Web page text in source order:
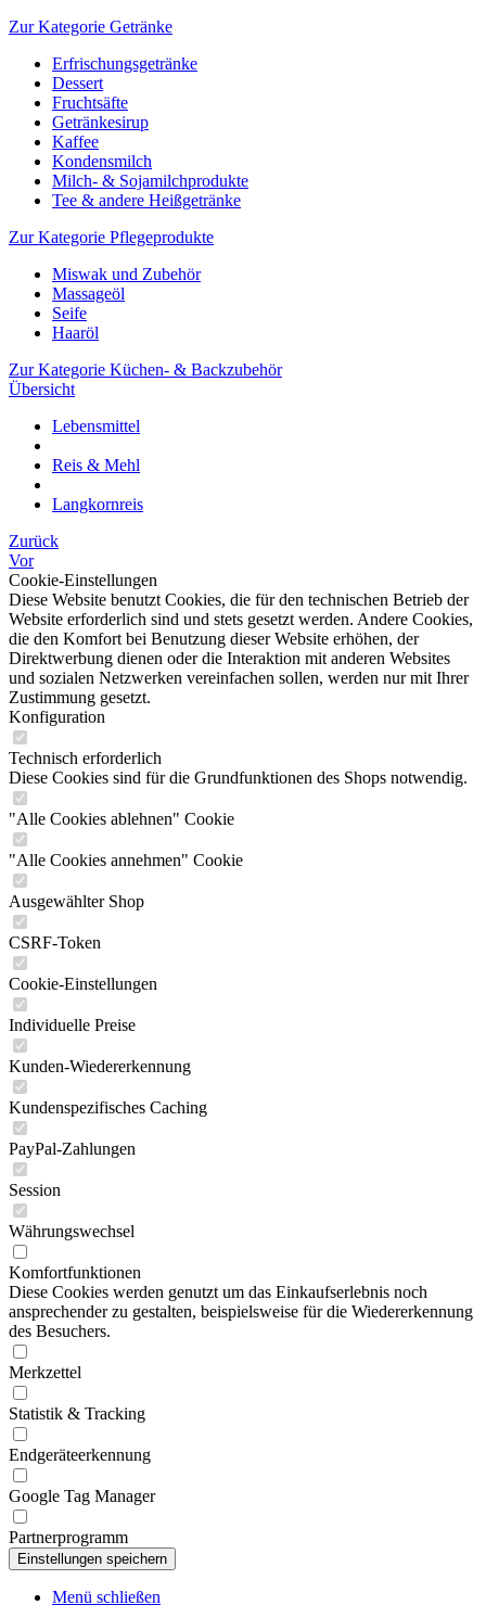
Zur Kategorie Getränke
Erfrischungsgetränke
Dessert
Fruchtsäfte
Getränkesirup
Kaffee
Kondensmilch
Milch- & Sojamilchprodukte
Tee & andere Heißgetränke
Zur Kategorie Pflegeprodukte
Miswak und Zubehör
Massageöl
Seife
Haaröl
Zur Kategorie Küchen- & Backzubehör
Übersicht
Lebensmittel
Reis & Mehl
Langkornreis
Zurück
Vor
Cookie-Einstellungen
Diese Website benutzt Cookies, die für den technischen Betrieb der
Website erforderlich sind und stets gesetzt werden. Andere Cookies,
die den Komfort bei Benutzung dieser Website erhöhen, der
Direktwerbung dienen oder die Interaktion mit anderen Websites
und sozialen Netzwerken vereinfachen sollen, werden nur mit Ihrer
Zustimmung gesetzt.
Konfiguration
Technisch erforderlich
Diese Cookies sind für die Grundfunktionen des Shops notwendig.
"Alle Cookies ablehnen" Cookie
"Alle Cookies annehmen" Cookie
Ausgewählter Shop
CSRF-Token
Cookie-Einstellungen
Individuelle Preise
Kunden-Wiedererkennung
Kundenspezifisches Caching
PayPal-Zahlungen
Session
Währungswechsel
Komfortfunktionen
Diese Cookies werden genutzt um das Einkaufserlebnis noch
ansprechender zu gestalten, beispielsweise für die Wiedererkennung
des Besuchers.
Merkzettel
Statistik & Tracking
Endgeräteerkennung
Google Tag Manager
Partnerprogramm
Menü schließen